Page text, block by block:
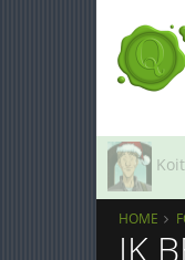
HOME
IK